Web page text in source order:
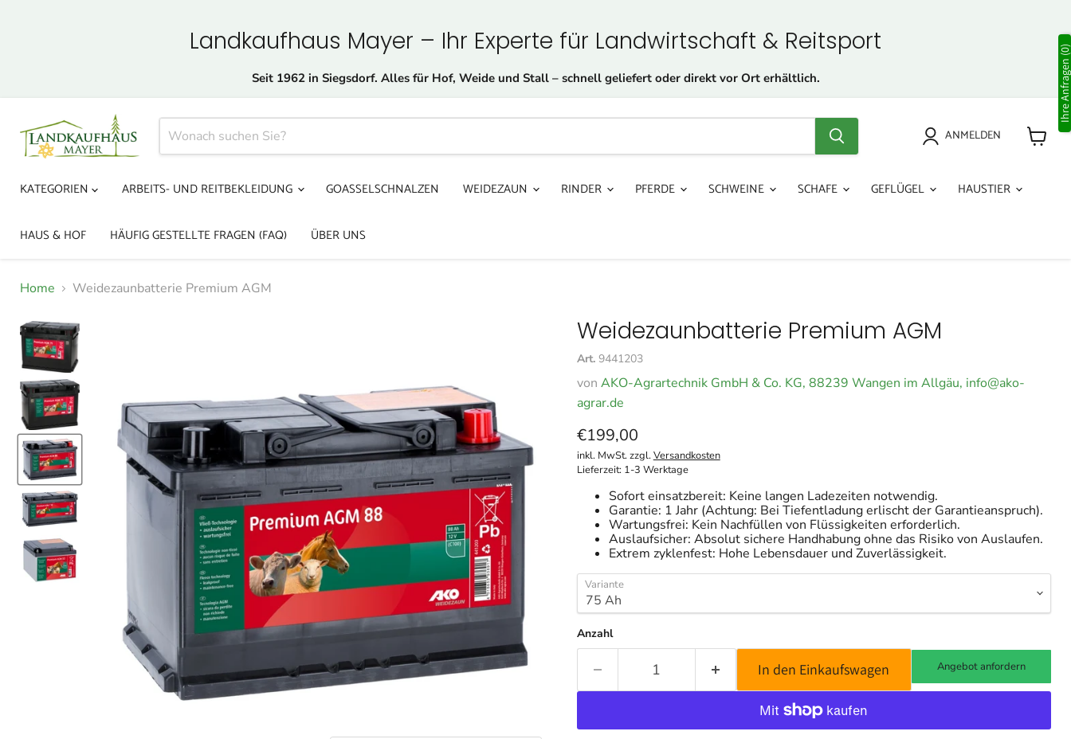
Landkaufhaus Mayer – Ihr Experte für Landwirtschaft & Reitsport
Seit 1962 in Siegsdorf. Alles für Hof, Weide und Stall – schnell geliefert oder direkt vor Ort erhältlich.
ANMELDEN
KATEGORIEN ARBEITS- UND REITBEKLEIDUNG GOASSELSCHNALZEN WEIDEZAUN RINDER PFERDE SCHWEINE SCHAFE GEFLÜGEL HAUSTIER
HAUS & HOF HÄUFIG GESTELLTE FRAGEN (FAQ) ÜBER UNS
Home Weidezaunbatterie Premium AGM
Weidezaunbatterie Premium AGM
Art. 9441203
von AKO-Agrartechnik GmbH & Co. KG, 88239 Wangen im Allgäu, info@ako-
agrar.de
Aktueller Preis
€199,00
inkl. MwSt. zzgl.Versandkosten
Lieferzeit: 1-3 Werktage
Sofort einsatzbereit: Keine langen Ladezeiten notwendig.
Garantie: 1 Jahr (Achtung: Bei Tiefentladung erlischt der Garantieanspruch).
Wartungsfrei: Kein Nachfüllen von Flüssigkeiten erforderlich.
Auslaufsicher: Absolut sichere Handhabung ohne das Risiko von Auslaufen.
Extrem zyklenfest: Hohe Lebensdauer und Zuverlässigkeit.
Variante
Anzahl
In den Einkaufswagen Angebot anfordern
Ihre Anfragen (0)